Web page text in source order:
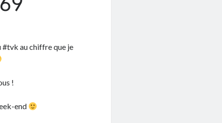
#tvk au chiffre que je
!
end